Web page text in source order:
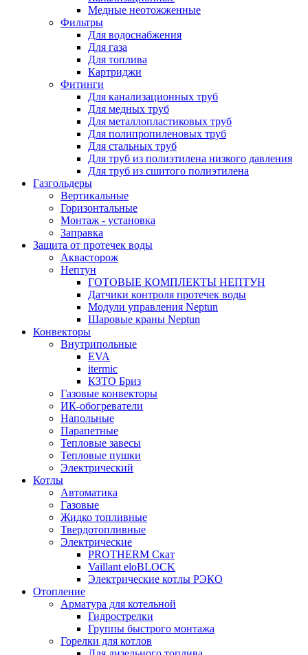
Медные неотожженные
Фильтры
Для водоснабжения
Для газа
Для топлива
Картриджи
Фитинги
Для канализационных труб
Для медных труб
Для металлопластиковых труб
Для полипропиленовых труб
Для стальных труб
Для труб из полиэтилена низкого давления
Для труб из сшитого полиэтилена
Газгольдеры
Вертикальные
Горизонтальные
Монтаж - установка
Заправка
Защита от протечек воды
Аквасторож
Нептун
ГОТОВЫЕ КОМПЛЕКТЫ НЕПТУН
Датчики контроля протечек воды
Модули управления Neptun
Шаровые краны Neptun
Конвекторы
Внутрипольные
EVA
itermic
КЗТО Бриз
Газовые конвекторы
ИК-обогреватели
Напольные
Парапетные
Тепловые завесы
Тепловые пушки
Электрический
Котлы
Автоматика
Газовые
Жидко топливные
Твердотопливные
Электрические
PROTHERM Скат
Vaillant eloBLOCK
Электрические котлы РЭКО
Отопление
Арматура для котельной
Гидрострелки
Группы быстрого монтажа
Горелки для котлов